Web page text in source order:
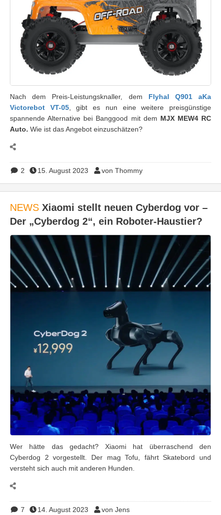
Nach dem Preis-Leistungsknaller, dem Flyhal Q901 aKa
Victorebot VT-05, gibt es nun eine weitere preisgünstige
spannende Alternative bei Banggood mit dem MJX MEW4 RC
Auto. Wie ist das Angebot einzuschätzen?
2 15. August 2023 von Thommy
NEWS Xiaomi stellt neuen Cyberdog vor –
Der „Cyberdog 2“, ein Roboter-Haustier?
Wer hätte das gedacht? Xiaomi hat überraschend den
Cyberdog 2 vorgestellt. Der mag Tofu, fährt Skatebord und
versteht sich auch mit anderen Hunden.
7 14. August 2023 von Jens